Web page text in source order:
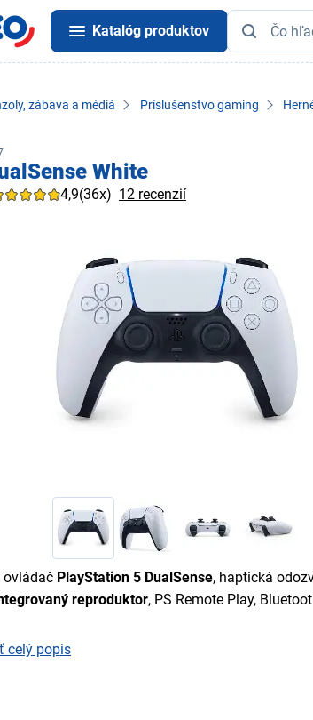
Katalóg produktov
zábava a médiá Príslušenstvo gaming
White
4,9(36x) 12 recenzií
ovládač PlayStation 5 DualSense, haptická
reproduktor, PS Remote Play,
celý popis